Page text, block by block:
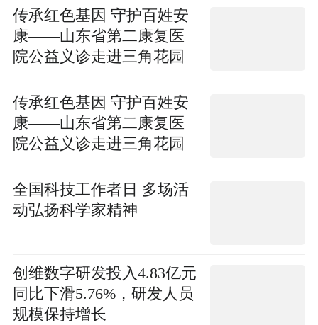
传承红色基因 守护百姓安
康——山东省第二康复医
院公益义诊走进三角花园
速读
传承红色基因 守护百姓安
康——山东省第二康复医
院公益义诊走进三角花园
热点
全国科技工作者日 多场活
动弘扬科学家精神
创维数字研发投入4.83亿元
同比下滑5.76%，研发人员
规模保持增长